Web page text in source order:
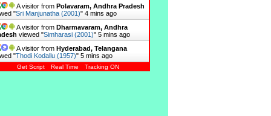
A visitor from Polavaram, Andhra Pradesh
"Sri Manjunatha (2001)" 4 mins ago
A visitor from Dharmavaram, Andhra
viewed "Simharasi (2001)" 5 mins ago
A visitor from Hyderabad, Telangana
"Thodi Kodallu (1957)" 5 mins ago
Get Script Real Time Tracking ON